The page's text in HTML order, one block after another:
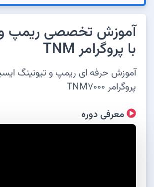
آموزش تخصصی ریمپ و
با پروگرامر TNM
آموزش حرفه ای ریمپ و تیونینگ
پروگرامر TNM7000
معرفی دوره